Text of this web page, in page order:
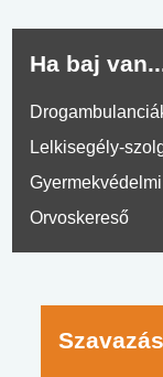
Ha baj
Lelkisegély-
Orvoskereső
Szavazás